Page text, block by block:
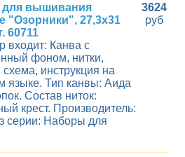
для вышивания
"Озорники", 27,3х31
60711
входит: Канва с
фоном, нитки,
схема, инструкция на
языке. Тип канвы: Аида
Состав ниток:
крест. Производитель:
серии: Наборы для
3624
руб